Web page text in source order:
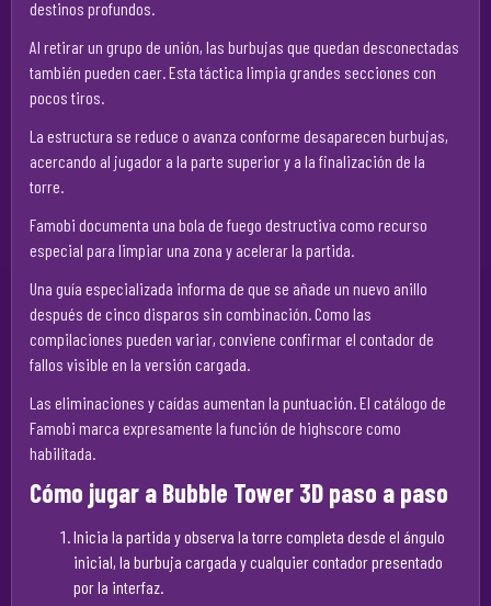
destinos profundos.
Al retirar un grupo de unión, las burbujas que quedan desconectadas
también pueden caer. Esta táctica limpia grandes secciones con
pocos tiros.
La estructura se reduce o avanza conforme desaparecen burbujas,
acercando al jugador a la parte superior y a la finalización de la
torre.
Famobi documenta una bola de fuego destructiva como recurso
especial para limpiar una zona y acelerar la partida.
Una guía especializada informa de que se añade un nuevo anillo
después de cinco disparos sin combinación. Como las
compilaciones pueden variar, conviene confirmar el contador de
fallos visible en la versión cargada.
Las eliminaciones y caídas aumentan la puntuación. El catálogo de
Famobi marca expresamente la función de highscore como
habilitada.
Cómo jugar a Bubble Tower 3D paso a paso
Inicia la partida y observa la torre completa desde el ángulo
inicial, la burbuja cargada y cualquier contador presentado
por la interfaz.